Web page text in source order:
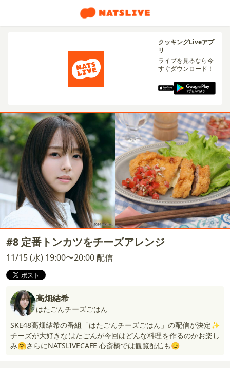
クッキングLiveアプ
リ
ライブを見るなら今
すぐダウンロード！
#8 定番トンカツをチーズアレンジ
11/15 (水) 19:00〜20:00 配信
高畑結希
はたごんチーズごはん
SKE48髙畑結希の番組「はたごんチーズごはん」の配信が決定✨
チーズが大好きなはたごんが今回はどんな料理を作るのかお楽し
み🤗さらにNATSLIVECAFE 心斎橋では観覧配信も😊